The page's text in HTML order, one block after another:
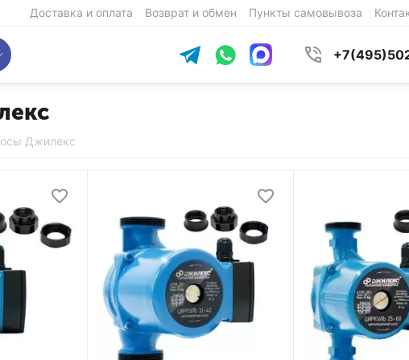
Доставка и оплата Возврат и обмен Пункты самовывоза
Джилекс